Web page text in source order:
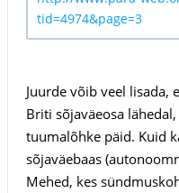
tid=4974&page=3
Juurde võib veel lisada,
Briti sõjaväeosa
tuumalõhke päid. Kuid
sõjaväebaas
Mehed, kes